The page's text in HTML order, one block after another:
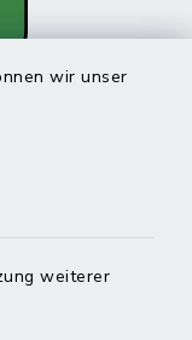
wir unser
weiterer